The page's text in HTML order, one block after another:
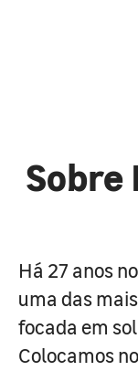
Sobre
Há 27 anos
uma das
focada em
Colocamos